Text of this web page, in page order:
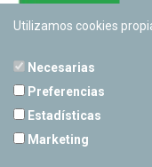
Utilizamos cookies
Necesarias
Preferencias
Estadísticas
Marketing